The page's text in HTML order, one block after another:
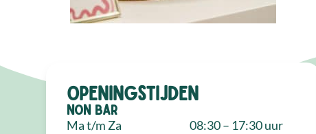
Openingstijden
NON Bar
Ma t/m Za
08:30 – 17:30 uur